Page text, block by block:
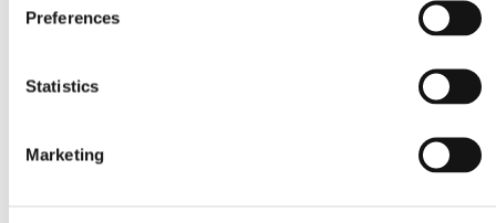
Preferences
Statistics
Marketing